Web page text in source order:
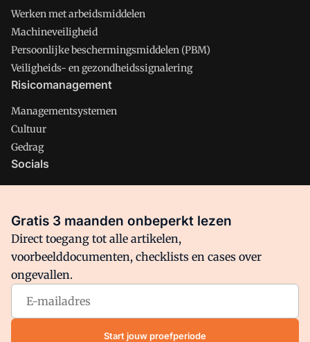
Werken met arbeidsmiddelen
Machineveiligheid
Persoonlijke beschermingsmiddelen (PBM)
Veiligheids- en gezondheidssignalering
Risicomanagement
Managementsystemen
Cultuur
Gedrag
Socials
Facebook
Arbo is onderdeel van VMN media. Lees inons manifestwaar
VMN media voor staat. Op gebruik van deze site zijn de
volgende regelingen van toepassing:Algemene Voorwaarden
Privacy en Cookie beleid|Privacy instellingen
Gratis 3 maanden onbeperkt lezen
Direct toegang tot alle artikelen,
voorbeelddocumenten, checklists en cases over
ongevallen.
Start jouw proefperiode